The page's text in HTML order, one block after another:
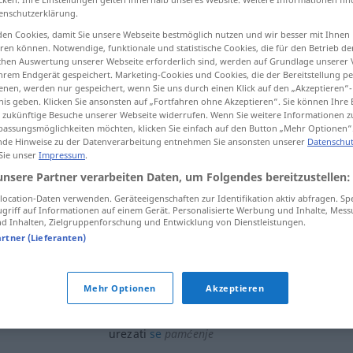
kerben, stechen eine Kerbe schneiden
urezati
urezati
urezatiu bakar
urezatise pamćenje
Cookies, damit Sie unsere Webseite bestmöglich nutzen und wir besser mit Ihnen
können. Notwendige, funktionale und statistische Cookies, die für den Betrieb
Auswertung unserer Webseite erforderlich sind, werden auf Grundlage unserer
Endgerät gespeichert. Marketing-Cookies und Cookies, die der Bereitstellung
werden nur gespeichert, wenn Sie uns durch einen Klick auf den
geben. Klicken Sie ansonsten auf „Fortfahren ohne Akzeptieren“. Sie können
Besuche unserer Webseite widerrufen. Wenn Sie weitere Informationen
möchten, klicken Sie einfach auf den Button „Mehr
Hinweise zu der Datenverarbeitung entnehmen Sie ansonsten unserer
unser Impressum.
Partner verarbeiten Daten, um Folgendes bereitzustellen:
Daten verwenden. Geräteeigenschaften zur Identifikation aktiv abfragen.
auf Informationen auf einem Gerät. Personalisierte Werbung und Inhalte,
Inhalten, Zielgruppenforschung und Entwicklung von Dienstleistungen.
(Lieferanten)
Mehr Optionen Akzeptieren